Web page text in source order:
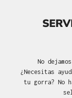
No
¿Necesitas
tu gorra? No